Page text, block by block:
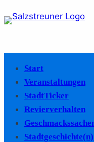
Start
Veranstaltungen
StadtTicker
Revierverhalten
Stadtgeschichte(n)